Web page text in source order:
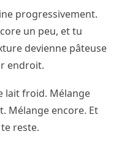
progressivement.
un peu, et tu
devienne pâteuse
endroit.
lait froid. Mélange
Mélange encore. Et
reste.